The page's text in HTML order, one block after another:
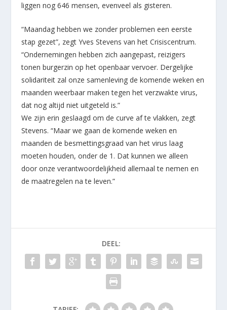
liggen nog 646 mensen, evenveel als gisteren.
“Maandag hebben we zonder problemen een eerste
stap gezet”, zegt Yves Stevens van het Crisiscentrum.
“Ondernemingen hebben zich aangepast, reizigers
tonen burgerzin op het openbaar vervoer. Dergelijke
solidariteit zal onze samenleving de komende weken en
maanden weerbaar maken tegen het verzwakte virus,
dat nog altijd niet uitgeteld is.”
We zijn erin geslaagd om de curve af te vlakken, zegt
Stevens. “Maar we gaan de komende weken en
maanden de besmettingsgraad van het virus laag
moeten houden, onder de 1. Dat kunnen we alleen
door onze verantwoordelijkheid allemaal te nemen en
de maatregelen na te leven.”
DEEL: